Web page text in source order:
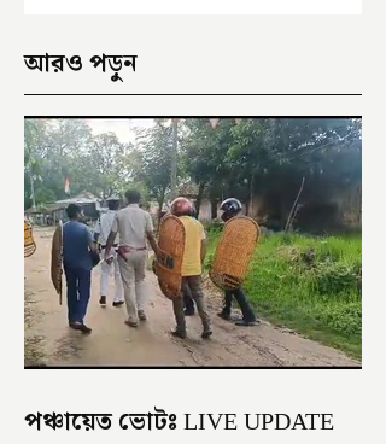
আরও পড়ুন
পঞ্চায়েত ভোটঃ LIVE UPDATE